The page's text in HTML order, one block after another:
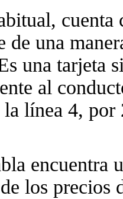
cuenta
de una
una tarjeta
al
la línea 4,
encuentra
los precios